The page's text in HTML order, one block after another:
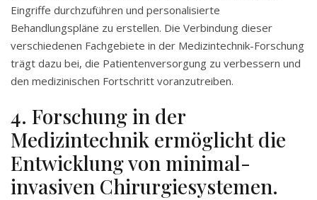
Eingriffe durchzuführen und personalisierte
Behandlungspläne zu erstellen. Die Verbindung dieser
verschiedenen Fachgebiete in der Medizintechnik-Forschung
trägt dazu bei, die Patientenversorgung zu verbessern und
den medizinischen Fortschritt voranzutreiben.
4. Forschung in der
Medizintechnik ermöglicht die
Entwicklung von minimal-
invasiven Chirurgiesystemen.